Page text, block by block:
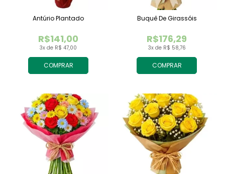
COMPRAR
3x de R$ 47,00
R$141,00
Antúrio Plantado
COMPRAR
3x de R$ 58,76
R$176,29
Buquê De Girassóis